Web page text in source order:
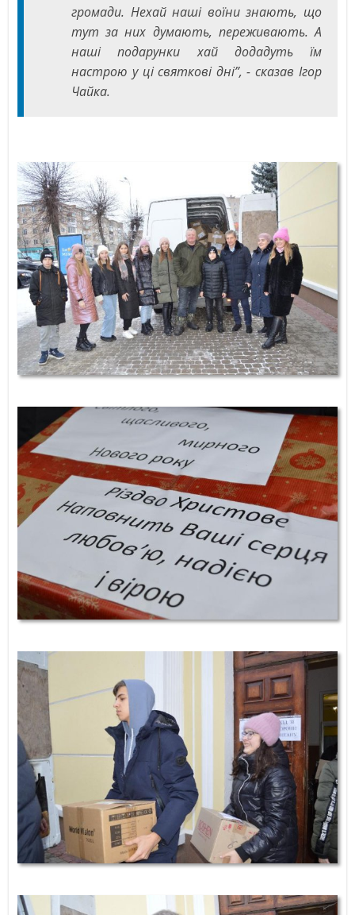
громади. Нехай наші воїни знають, що
тут за них думають, переживають. А
наші подарунки хай додадуть їм
настрою у ці святкові дні”, - сказав Ігор
Чайка.